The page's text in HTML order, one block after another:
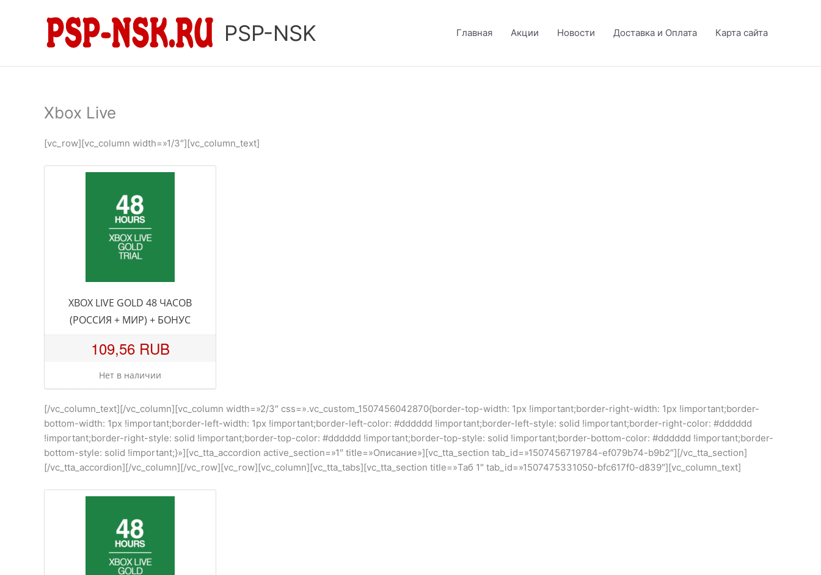
содержимому
PSP-NSK Главная Акции Новости Доставка и Оплата Карта сайта
Xbox Live
[vc_row][vc_column width=»1/3″][vc_column_text]
XBOX LIVE GOLD 48 ЧАСОВ
(РОССИЯ + МИР) + БОНУС
109,56 RUB
Нет в наличии
[/vc_column_text][/vc_column][vc_column width=»2/3″ css=».vc_custom_1507456042870{border-top-width: 1px !important;border-right-width: 1px !important;border-
bottom-width: 1px !important;border-left-width: 1px !important;border-left-color: #dddddd !important;border-left-style: solid !important;border-right-color: #dddddd
!important;border-right-style: solid !important;border-top-color: #dddddd !important;border-top-style: solid !important;border-bottom-color: #dddddd !important;border-
bottom-style: solid !important;}»][vc_tta_accordion active_section=»1″ title=»Описание»][vc_tta_section tab_id=»1507456719784-ef079b74-b9b2″][/vc_tta_section]
[/vc_tta_accordion][/vc_column][/vc_row][vc_row][vc_column][vc_tta_tabs][vc_tta_section title=»Таб 1″ tab_id=»1507475331050-bfc617f0-d839″][vc_column_text]